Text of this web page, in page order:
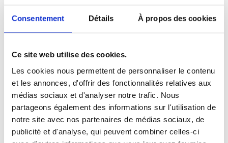
Consentement Détails À propos des cookies
Ce site web utilise des cookies.
Les cookies nous permettent de personnaliser le contenu
et les annonces, d'offrir des fonctionnalités relatives aux
médias sociaux et d'analyser notre trafic. Nous
partageons également des informations sur l'utilisation de
notre site avec nos partenaires de médias sociaux, de
publicité et d'analyse, qui peuvent combiner celles-ci